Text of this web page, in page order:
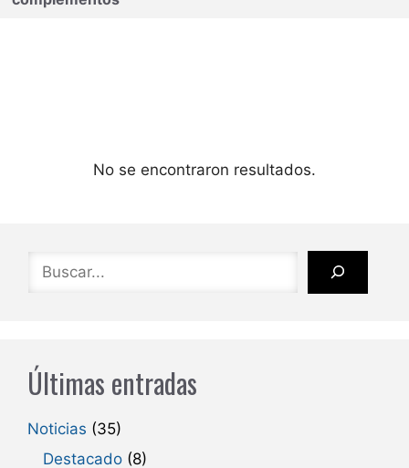
No se encontraron resultados.
Últimas entradas
Noticias (35)
Destacado (8)